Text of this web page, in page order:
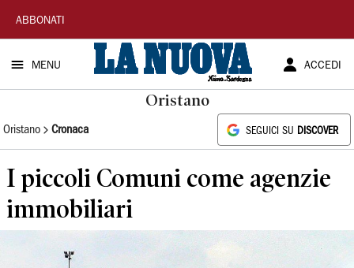
La
Nuova
Sardegna
ABBONATI
MENU ACCEDI
Oristano
Oristano Cronaca SEGUICI SU DISCOVER
I piccoli Comuni come agenzie
immobiliari